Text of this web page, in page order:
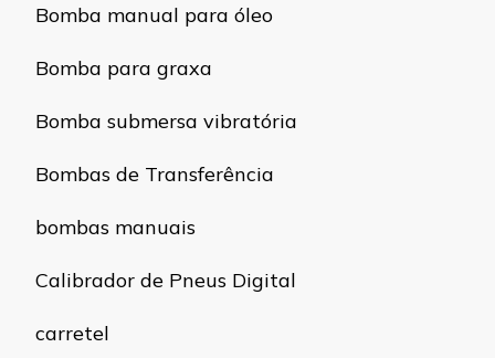
Bomba manual para óleo
Bomba para graxa
Bomba submersa vibratória
Bombas de Transferência
bombas manuais
Calibrador de Pneus Digital
carretel